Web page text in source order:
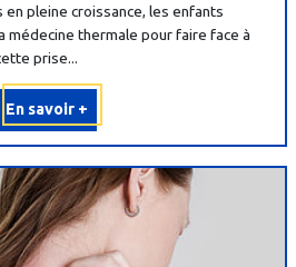
pleine croissance, les enfants
médecine thermale pour faire face à
prise...
En savoir +